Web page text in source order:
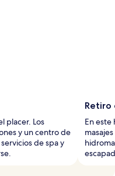
placer. Los
y un centro de
de spa y
Retiro
En este